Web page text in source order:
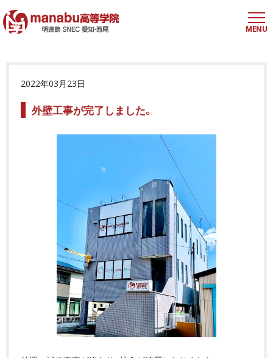
MENU
2022年03月23日
外壁工事が完了しました。